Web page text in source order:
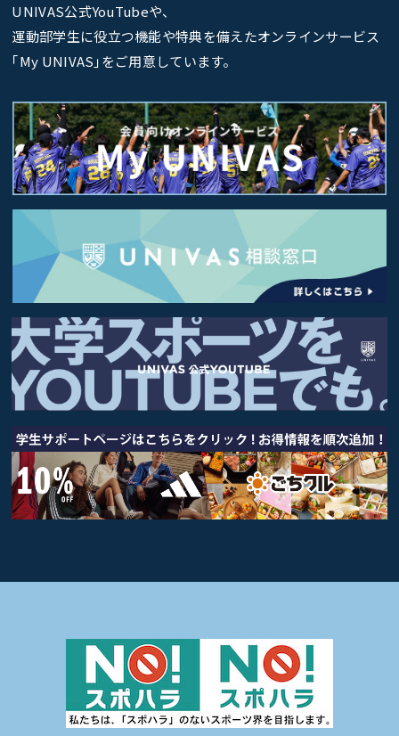
UNIVAS公式YouTubeや、
運動部学生に役立つ機能や特典を備えたオンラインサービス
｢My UNIVAS｣をご用意しています。